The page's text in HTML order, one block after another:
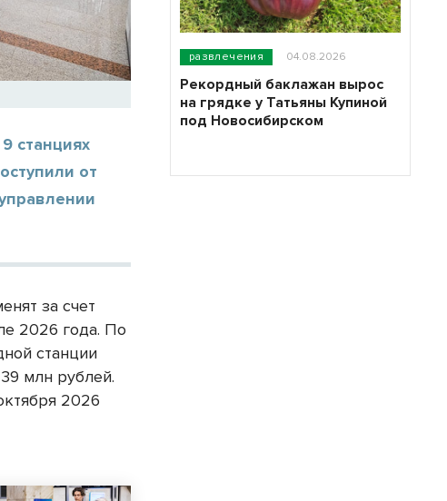
станциях
от
за счет
2026 года. По
станции
млн рублей.
2026
развлечения 04.08.2026
Рекордный баклажан вырос
на грядке у Татьяны Купиной
под Новосибирском